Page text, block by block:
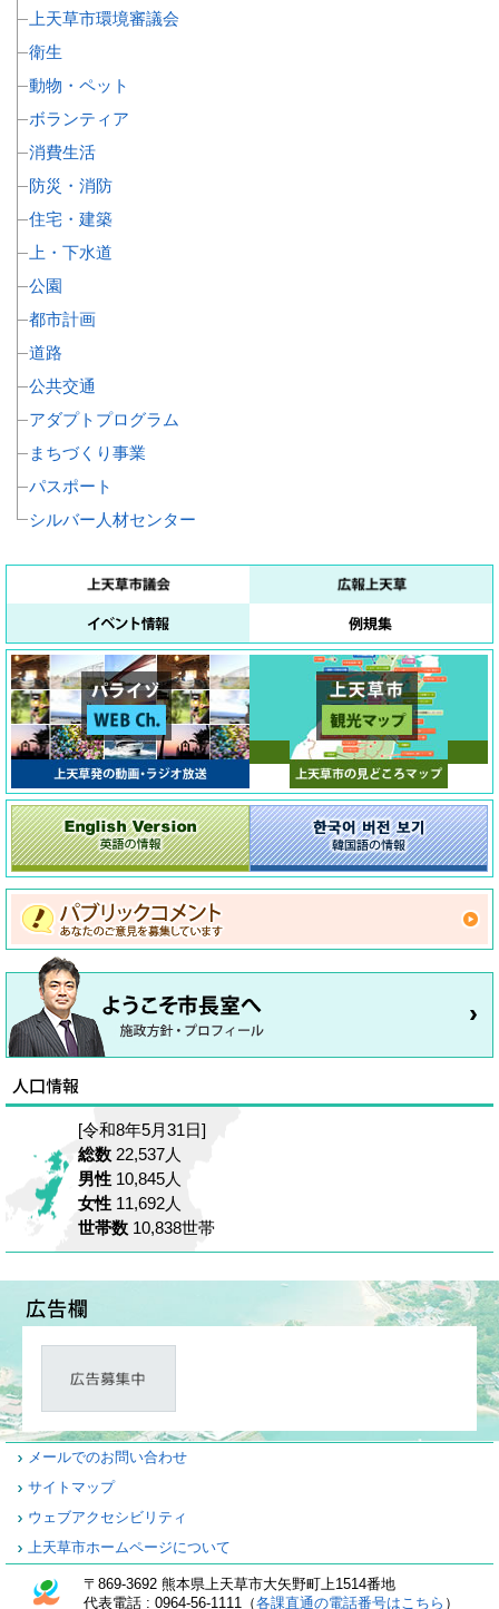
上天草市環境審議会
衛生
動物・ペット
ボランティア
消費生活
防災・消防
住宅・建築
上・下水道
公園
都市計画
道路
公共交通
アダプトプログラム
まちづくり事業
パスポート
シルバー人材センター
[令和8年5月31日]
総数 22,537人
男性 10,845人
女性 11,692人
世帯数 10,838世帯
メールでのお問い合わせ
サイトマップ
ウェブアクセシビリティ
上天草市ホームページについて
〒869-3692 熊本県上天草市大矢野町上1514番地
代表電話 : 0964-56-1111（各課直通の電話番号はこちら ）